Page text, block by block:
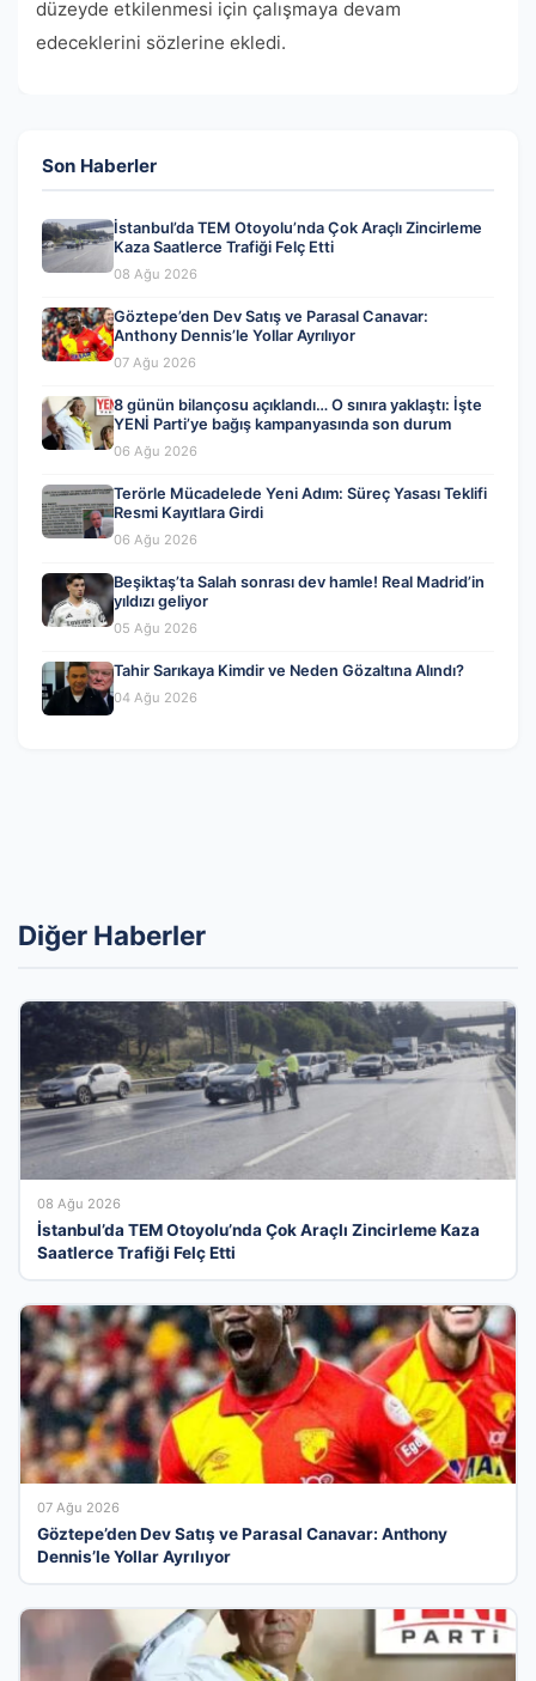
düzeyde etkilenmesi için çalışmaya devam
edeceklerini sözlerine ekledi.
Son Haberler
İstanbul’da TEM Otoyolu’nda Çok Araçlı Zincirleme
Kaza Saatlerce Trafiği Felç Etti
08 Ağu 2026
Göztepe’den Dev Satış ve Parasal Canavar:
Anthony Dennis’le Yollar Ayrılıyor
07 Ağu 2026
8 günün bilançosu açıklandı… O sınıra yaklaştı: İşte
YENİ Parti’ye bağış kampanyasında son durum
06 Ağu 2026
Terörle Mücadelede Yeni Adım: Süreç Yasası Teklifi
Resmi Kayıtlara Girdi
06 Ağu 2026
Beşiktaş’ta Salah sonrası dev hamle! Real Madrid’in
yıldızı geliyor
05 Ağu 2026
Tahir Sarıkaya Kimdir ve Neden Gözaltına Alındı?
04 Ağu 2026
Diğer Haberler
08 Ağu 2026
İstanbul’da TEM Otoyolu’nda Çok Araçlı Zincirleme Kaza
Saatlerce Trafiği Felç Etti
07 Ağu 2026
Göztepe’den Dev Satış ve Parasal Canavar: Anthony
Dennis’le Yollar Ayrılıyor